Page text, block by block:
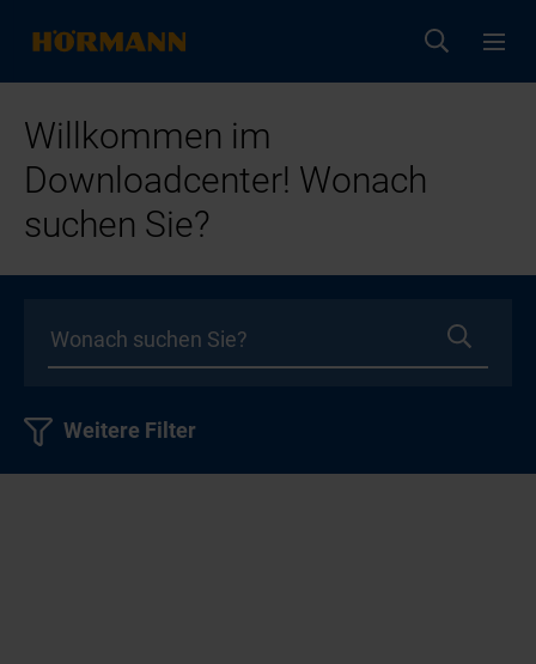
Willkommen im
Downloadcenter! Wonach
suchen Sie?
Weitere Filter